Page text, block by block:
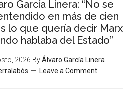
García Linera: “No se
en más de cien
lo que quería decir Marx
hablaba del Estado”
2026 ByÁlvaro García Linera
Leave a Comment